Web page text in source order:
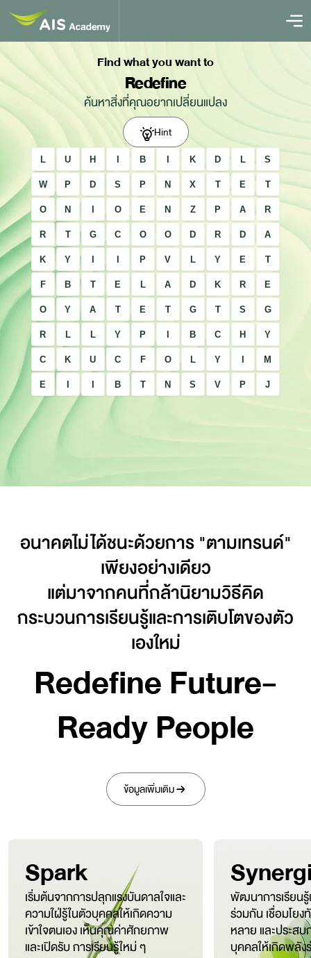
L U H I B I K D L S
W P D S P N X T E T
O N I O E N Z P A R
R T G C O O D R D A
K Y I I P V L Y E T
F B T E L A D K R E
O Y A T E T G T S G
R L L Y P I B C H Y
C K U C F O L Y I M
E I I B T N S V P J
Find what you want to
Redefine
ค้นหาสิ่งที่คุณอยากเปลี่ยนแปลง
Hint
อนาคตไม่ได้ชนะด้วยการ "ตามเทรนด์"
เพียงอย่างเดียว
แต่มาจากคนที่กล้านิยามวิธีคิด
กระบวนการเรียนรู้และการเติบโตของตัว
เองใหม่
Redefine Future-
Ready People
ข้อมูลเพิ่มเติม
Spark
เริ่มต้นจากการปลุกแรงบันดาลใจและ
ความใฝ่รู้ในตัวบุคคลให้เกิดความ
เข้าใจตนเอง เห็นคุณค่าศักยภาพ
และเปิดรับ การเรียนรู้ใหม่ ๆ
พัฒนาการเรียน
ร่วมกัน เชื่อมโย
หลาย และประส
บุคคลให้เกิดพลัง